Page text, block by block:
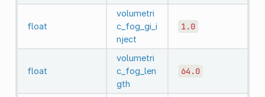
float
volumetri
c_fog_gi_i
nject
1.0
float
volumetri
c_fog_len
gth
64.0